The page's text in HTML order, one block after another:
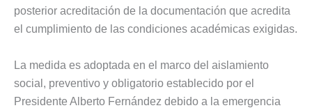
posterior acreditación de la documentación que acredita
el cumplimiento de las condiciones académicas exigidas.
La medida es adoptada en el marco del aislamiento
social, preventivo y obligatorio establecido por el
Presidente Alberto Fernández debido a la emergencia